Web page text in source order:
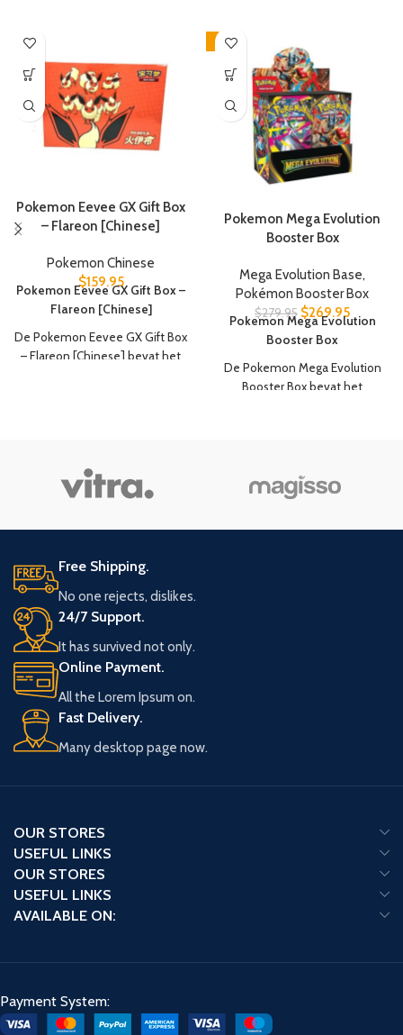
Pokemon Eevee GX Gift Box
– Flareon [Chinese]
Pokemon Chinese
$159.95
Pokemon Eevee GX Gift Box –
Flareon [Chinese]
De Pokemon Eevee GX Gift Box
– Flareon [Chinese] bevat het
1 Flareon verzamelmap
1 set Flareon kaartsleeves (64
Jumbo Booster Packs (25 kaarten
per pack)
3 Nine Colors Gathering: Origin
Jumbo Booster Packs (25 kaarten
per pack)
2 Final Flame Dance
Enhancement Packs (6 kaarten
per pack)
-4%
Pokemon Mega Evolution
Booster Box
Mega Evolution Base,
Pokémon Booster Box
$279.95 $269.95
Pokemon Mega Evolution
Booster Box
De Pokemon Mega Evolution
Booster Box bevat het
Free Shipping.
No one rejects, dislikes.
24/7 Support.
It has survived not only.
Online Payment.
All the Lorem Ipsum on.
Fast Delivery.
Many desktop page now.
OUR STORES
USEFUL LINKS
OUR STORES
USEFUL LINKS
AVAILABLE ON:
Payment System: